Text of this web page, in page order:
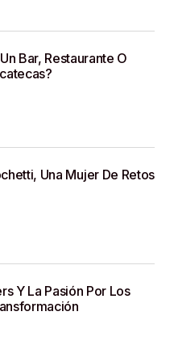
Electrónico Y Sitio
Bar, Restaurante O
Una Mujer De Retos
Y La Pasión Por Los